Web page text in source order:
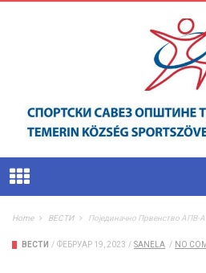
Home ВЕСТИ Појединачно Првенство АПВ-
ВЕСТИ / ФЕБРУАР 19, 2023 / SANELA / NO